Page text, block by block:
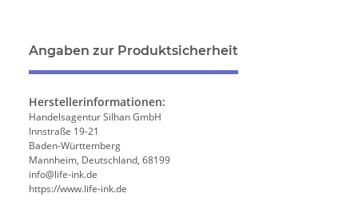
Angaben zur Produktsicherheit
Herstellerinformationen:
Handelsagentur Silhan GmbH
Innstraße 19-21
Baden-Württemberg
Mannheim, Deutschland, 68199
info@life-ink.de
https://www.life-ink.de